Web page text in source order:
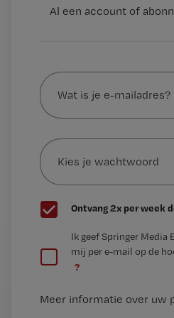
Al een account of
Wat
is
je
mailadres?
Kies
je
wachtwoord
G
e
t
Ontvang 2x per week
e
t
Ik geef Springer Media
mij per e-mail op de
?
Meer informatie over uw